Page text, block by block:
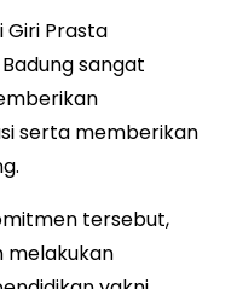
Prasta
sangat
serta memberikan
tersebut,
melakukan